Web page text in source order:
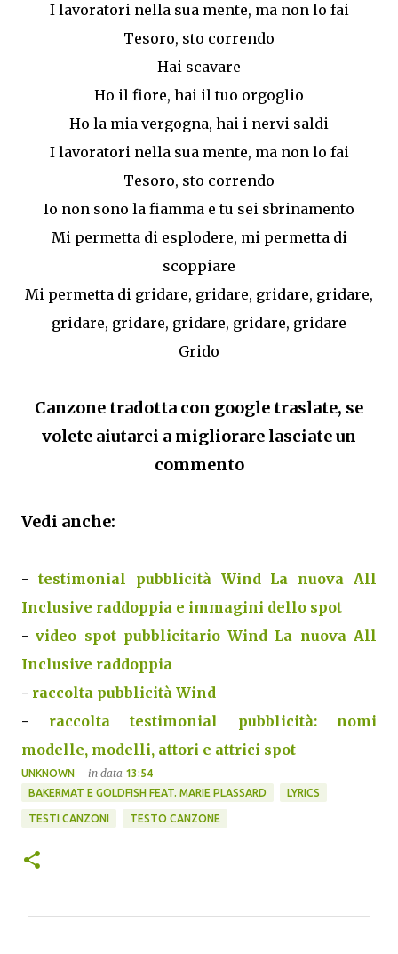
I lavoratori nella sua mente, ma non lo fai
Tesoro, sto correndo
Hai scavare
Ho il fiore, hai il tuo orgoglio
Ho la mia vergogna, hai i nervi saldi
I lavoratori nella sua mente, ma non lo fai
Tesoro, sto correndo
Io non sono la fiamma e tu sei sbrinamento
Mi permetta di esplodere, mi permetta di
scoppiare
Mi permetta di gridare, gridare, gridare, gridare,
gridare, gridare, gridare, gridare, gridare
Grido
Canzone tradotta con google traslate, se
volete aiutarci a migliorare lasciate un
commento
Vedi anche:
- testimonial pubblicità Wind La nuova All
Inclusive raddoppia e immagini dello spot
-video spot pubblicitario Wind La nuova All
Inclusive raddoppia
- raccolta pubblicità Wind
- raccolta testimonial pubblicità: nomi
modelle, modelli, attori e attrici spot
UNKNOWN in data 13:54
BAKERMAT E GOLDFISH FEAT. MARIE PLASSARD
LYRICS
TESTI CANZONI TESTO CANZONE